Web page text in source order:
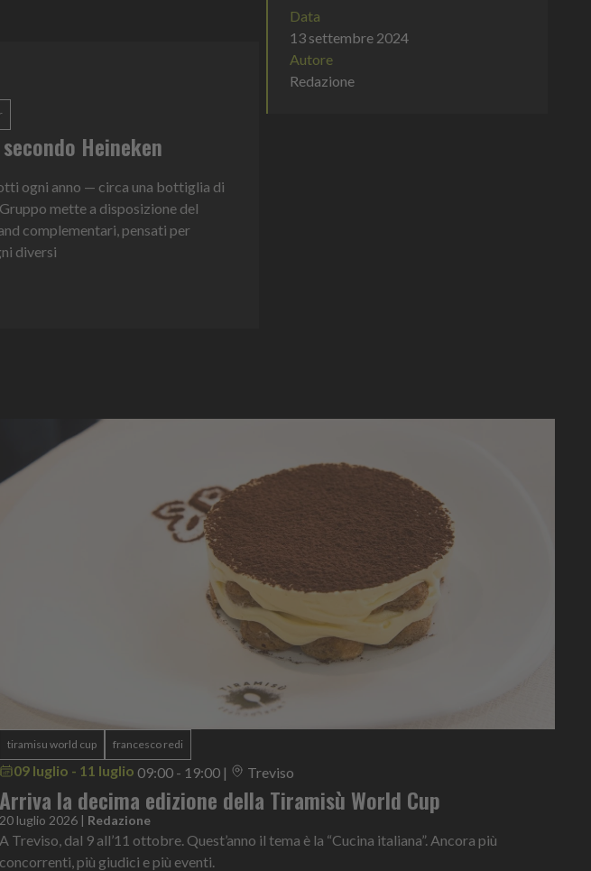
Heineken
ogni anno — circa una bottiglia di
mette a disposizione del
complementari, pensati per
diversi
Data
13 settembre 2024
Autore
Redazione
tiramisu world cup francesco redi
09 luglio - 11 luglio 09:00 - 19:00 | Treviso
Arriva la decima edizione della Tiramisù World Cup
20 luglio 2026 | Redazione
A Treviso, dal 9 all’11 ottobre. Quest’anno il tema è la “Cucina italiana”. Ancora più
concorrenti, più giudici e più eventi.